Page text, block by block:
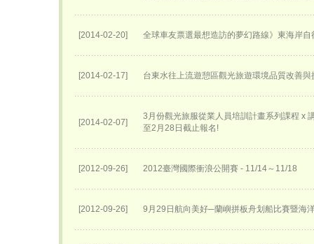
[2014-02-20] 全球車友票選最想造訪的夢幻路線》東海岸
[2014-02-17] 台東水往上流遊憩區觀光旅遊環境品質改善與
[2014-02-07]
3月份觀光旅服從業人員培訓計畫系列課程 x
至2月28日截止報名!
[2012-09-26] 2012臺灣國際衝浪公開賽 - 11/14～11/18
[2012-09-26] 9月29日航向美好─蘭嶼拼板舟划船比賽暨海